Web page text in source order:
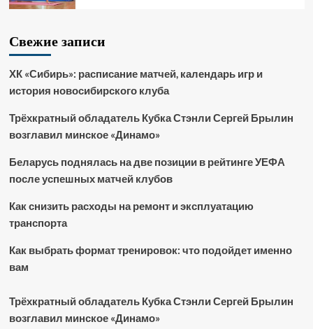
Свежие записи
ХК «Сибирь»: расписание матчей, календарь игр и
история новосибирского клуба
Трёхкратный обладатель Кубка Стэнли Сергей Брылин
возглавил минское «Динамо»
Беларусь поднялась на две позиции в рейтинге УЕФА
после успешных матчей клубов
Как снизить расходы на ремонт и эксплуатацию
транспорта
Как выбрать формат тренировок: что подойдет именно
вам
Трёхкратный обладатель Кубка Стэнли Сергей Брылин
возглавил минское «Динамо»